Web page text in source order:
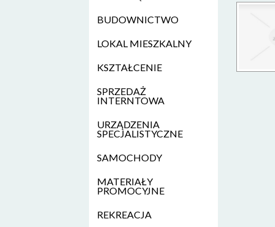
BUDOWNICTWO
LOKAL MIESZKALNY
KSZTAŁCENIE
SPRZEDAŻ
INTERNTOWA
URZĄDZENIA
SPECJALISTYCZNE
SAMOCHODY
MATERIAŁY
PROMOCYJNE
REKREACJA